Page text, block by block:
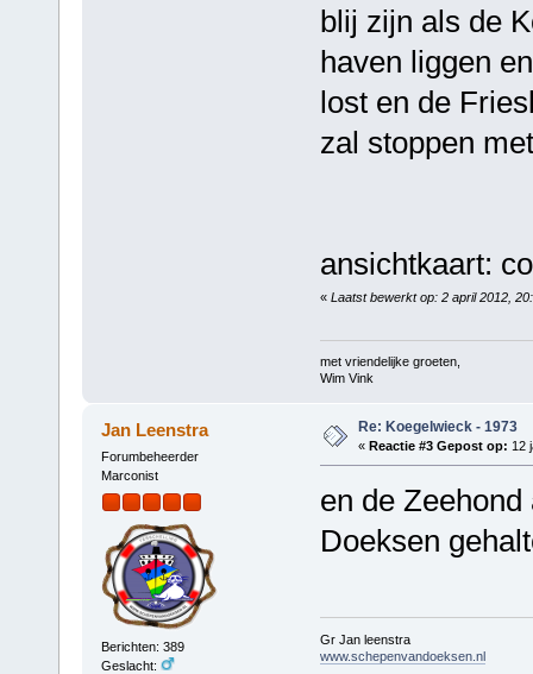
blij zijn als de
haven liggen
lost en de
zal stoppen
ansichtkaart:
« Laatst bewerkt op: 2 april 2012,
met vriendelijke groeten,
Wim Vink
Jan Leenstra
Forumbeheerder
Marconist
Berichten: 389
Geslacht:
Re: Koegelwieck - 1973
« Reactie #3 Gepost op: 12
en de
Doeksen
Gr Jan leenstra
www.schepenvandoeksen.nl